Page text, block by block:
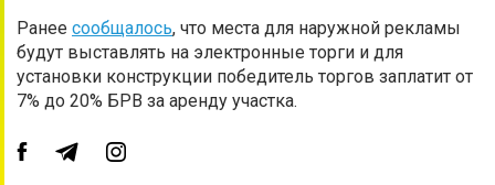
Ранее сообщалось, что места для наружной рекламы
будут выставлять на электронные торги и для
установки конструкции победитель торгов заплатит от
7% до 20% БРВ за аренду участка.